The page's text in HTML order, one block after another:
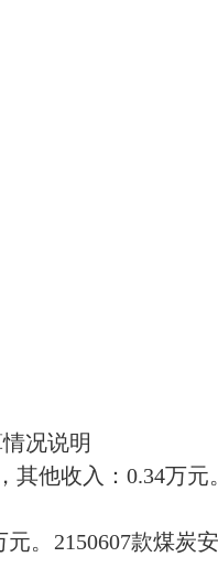
况说明
其他收入：0.34万
。2150607款煤炭